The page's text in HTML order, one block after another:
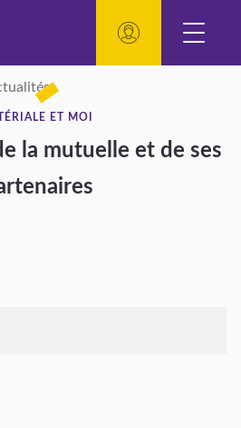
ET MOI
la mutuelle et de ses